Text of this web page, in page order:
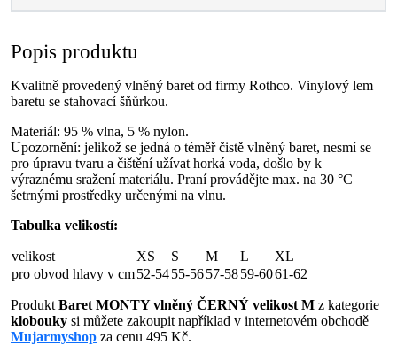
Popis produktu
Kvalitně provedený vlněný baret od firmy Rothco. Vinylový lem
baretu se stahovací šňůrkou.
Materiál: 95 % vlna, 5 % nylon.
Upozornění: jelikož se jedná o téměř čistě vlněný baret, nesmí se
pro úpravu tvaru a čištění užívat horká voda, došlo by k
výraznému sražení materiálu. Praní provádějte max. na 30 °C
šetrnými prostředky určenými na vlnu.
Tabulka velikostí:
velikost XS S M L
XL
pro obvod hlavy v cm52-5455-5657-5859-6061-62
Produkt Baret MONTY vlněný ČERNÝ velikost M z kategorie
klobouky si můžete zakoupit například v internetovém obchodě
Mujarmyshop za cenu 495 Kč.